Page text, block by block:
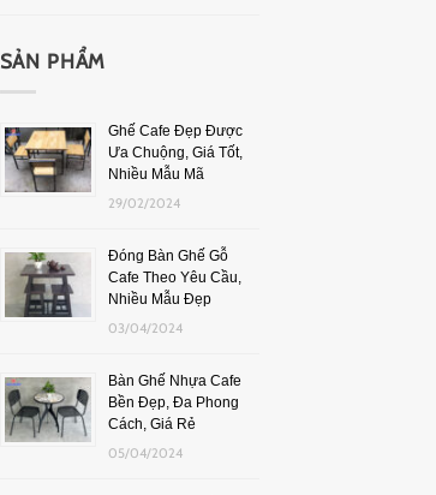
SẢN PHẨM
Ghế Cafe Đẹp Được
Ưa Chuộng, Giá Tốt,
Nhiều Mẫu Mã
29/02/2024
Đóng Bàn Ghế Gỗ
Cafe Theo Yêu Cầu,
Nhiều Mẫu Đẹp
03/04/2024
Bàn Ghế Nhựa Cafe
Bền Đẹp, Đa Phong
Cách, Giá Rẻ
05/04/2024